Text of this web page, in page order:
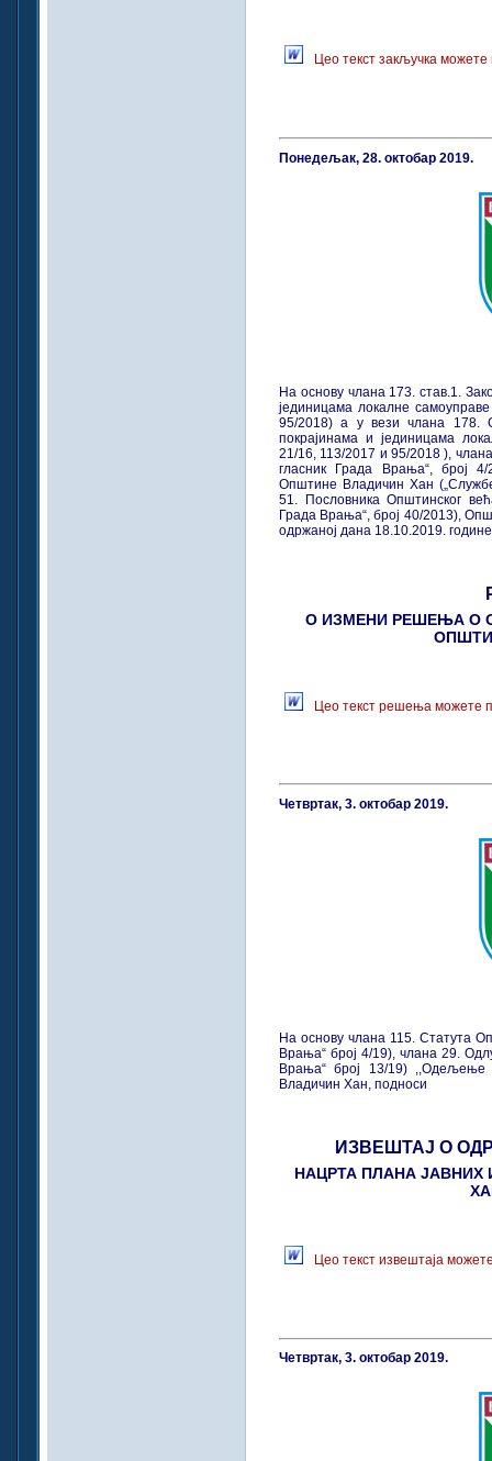
Цео текст закључка можете
Понедељак, 28. октобар 2019.
На основу члана 173. став.1.
јединицама локалне
95/2018) а у вези члана 178.
покрајинама и јединицама
21/16, 113/2017 и 95/2018 ),
гласник Града Врања“, број
Општине Владичин Хан
51. Пословника Општинског
Града Врања“, број 40/2013),
одржаној дана 18.10.2019.
О ИЗМЕНИ РЕШЕЊА О
Цео текст решења можете
Четвртак, 3. октобар 2019.
На основу члана 115. Статута
Врања“ број 4/19), члана 29.
Врања“ број 13/19) ,,Одељење
Владичин Хан, подноси
ИЗВЕШТАЈ О
НАЦРТА ПЛАНА
Цео текст извештаја
Четвртак, 3. октобар 2019.